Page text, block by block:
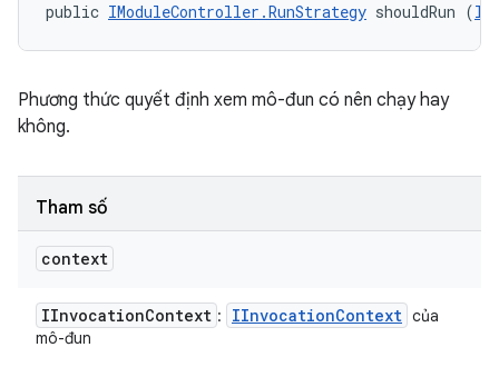
public IModuleController.RunStrategy shouldRun (
Phương thức quyết định xem mô-đun có nên chạy hay
không.
Tham số
context
IInvocationContext : IInvocationContext của
mô-đun